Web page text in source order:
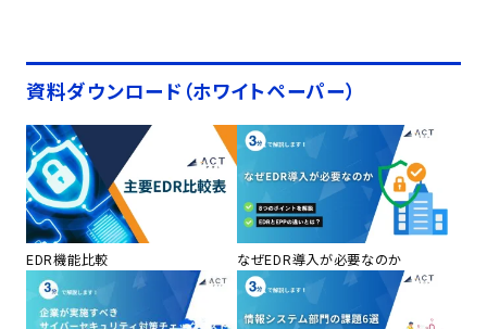
資料ダウンロード（ホワイトペーパー）
EDR機能比較 なぜEDR導入が必要なのか